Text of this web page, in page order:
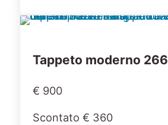
Tappeto moderno 266
€ 900
Scontato € 360